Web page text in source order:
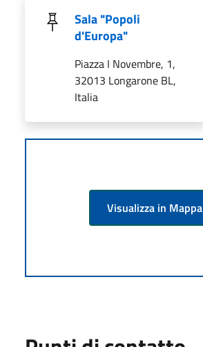
Sala "Popoli
d'Europa"
Piazza I Novembre, 1,
32013 Longarone BL,
Italia
Visualizza in Mappa